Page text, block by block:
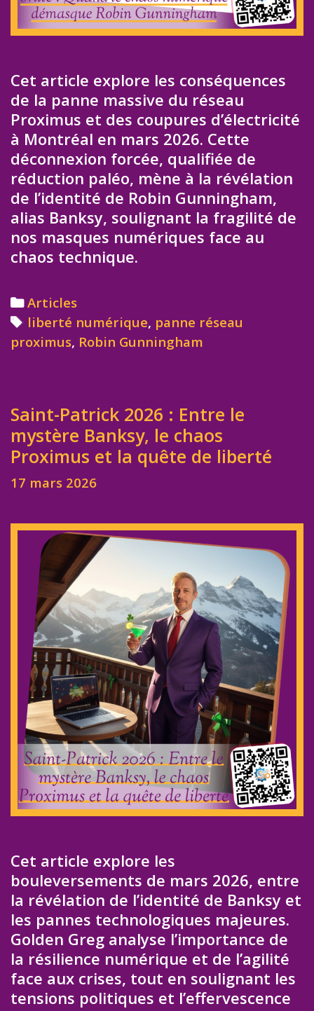
Cet article explore les conséquences
de la panne massive du réseau
Proximus et des coupures d’électricité
à Montréal en mars 2026. Cette
déconnexion forcée, qualifiée de
réduction paléo, mène à la révélation
de l’identité de Robin Gunningham,
alias Banksy, soulignant la fragilité de
nos masques numériques face au
chaos technique.
Categories
Articles
Tags
liberté numérique, panne réseau
proximus, Robin Gunningham
Saint-Patrick 2026 : Entre le
mystère Banksy, le chaos
Proximus et la quête de liberté
17 mars 2026
Cet article explore les
bouleversements de mars 2026, entre
la révélation de l’identité de Banksy et
les pannes technologiques majeures.
Golden Greg analyse l’importance de
la résilience numérique et de l’agilité
face aux crises, tout en soulignant les
tensions politiques et l’effervescence